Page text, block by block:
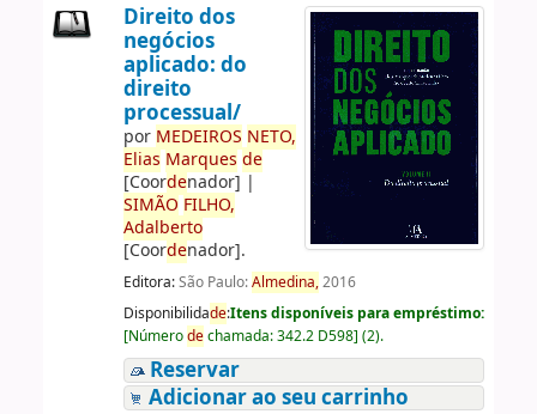
Direito dos
negócios
aplicado: do
direito
processual/
por MEDEIROS NETO,
Elias Marques de
[Coordenador] |
SIMÃO FILHO,
Adalberto
[Coordenador].
Editora:São Paulo:Almedina,2016
Disponibilidade:Itens disponíveis para empréstimo:
[Númerodechamada:342.2 D598] (2).
Reservar
Adicionar ao seu carrinho